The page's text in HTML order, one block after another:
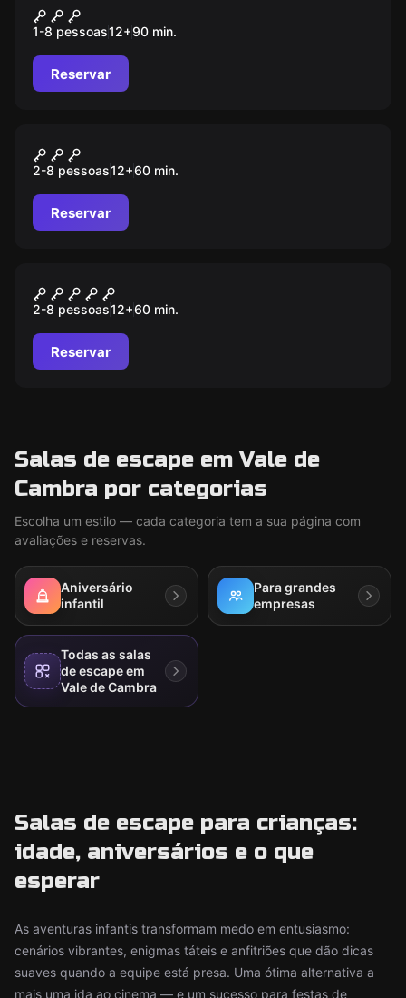
DEVIL IN COURT
1-8 pessoas12+90 min.
Reservar
NEVERMORE MURDER
2-8 pessoas12+60 min.
Reservar
VATICANUM
2-8 pessoas12+60 min.
Reservar
Salas de escape em Vale de
Cambra por categorias
Escolha um estilo — cada categoria tem a sua página com
avaliações e reservas.
Aniversário
infantil
Para grandes
empresas
Todas as salas
de escape em
Vale de Cambra
Salas de escape para crianças:
idade, aniversários e o que
esperar
As aventuras infantis transformam medo em entusiasmo:
cenários vibrantes, enigmas táteis e anfitriões que dão dicas
suaves quando a equipe está presa. Uma ótima alternativa a
mais uma ida ao cinema — e um sucesso para festas de